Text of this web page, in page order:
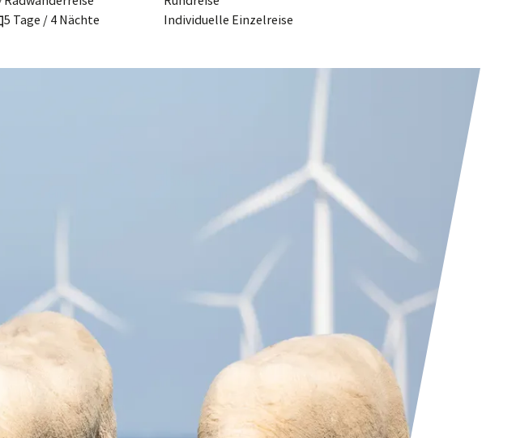
5 Tage / 4 Nächte
Individuelle Einzelreise